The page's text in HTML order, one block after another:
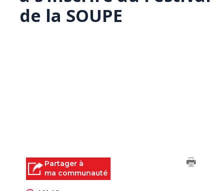
de la SOUPE
Partager à
ma communauté